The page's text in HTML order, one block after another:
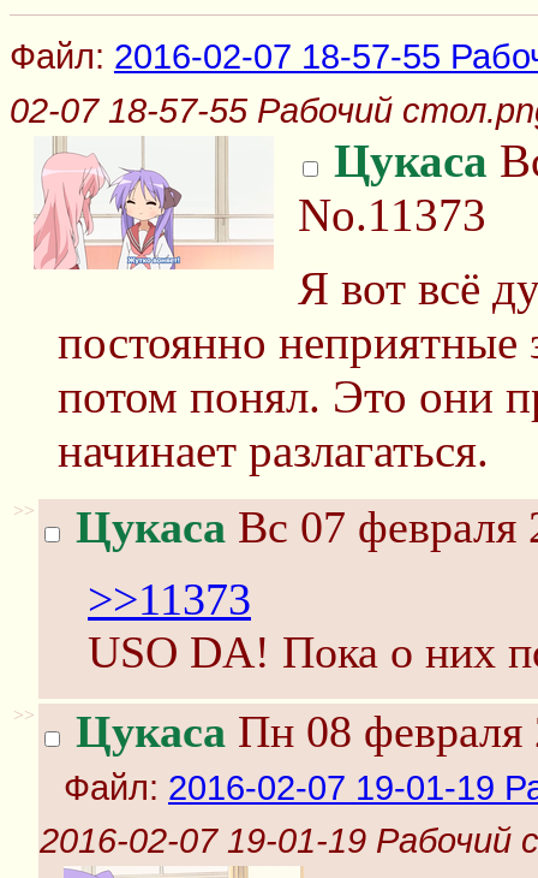
Файл: 2016-02-07 18-57-55
02-07 18-57-55 Рабочий
Цукаса
No.11373
Я вот всё
постоянно
потом понял. Это они
начинает разлагаться.
>> Цукаса Вс 07 февраля
>>11373
USO DA! Пока о них
>> Цукаса Пн 08 февраля
Файл: 2016-02-07 19-01-19
2016-02-07 19-01-19 Рабочий